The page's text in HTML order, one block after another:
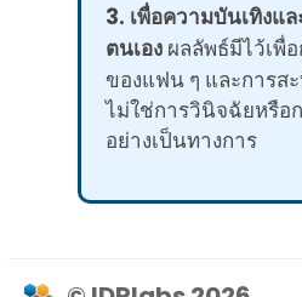
3. เพื่อความบันเทิงแ
ตนเอง ผลลัพธ์มีไว้เพื่
ของแฟน ๆ และการส
ไม่ใช่การวินิจฉัยหรือ
อย่างเป็นทางการ